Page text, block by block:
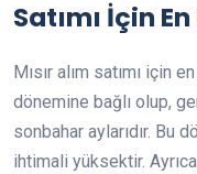
Satımı İçin
Mısır alım satımı için
dönemine bağlı olup,
sonbahar aylarıdır. Bu
ihtimali yüksektir.